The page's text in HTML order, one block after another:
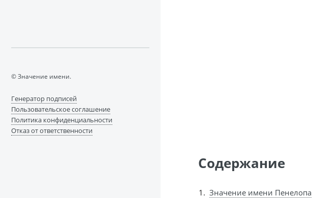
Содержание
Значение имени Пенелопа
© Значение имени.
Генератор подписей
Пользовательское соглашение
Политика конфиденциальности
Отказ от ответственности